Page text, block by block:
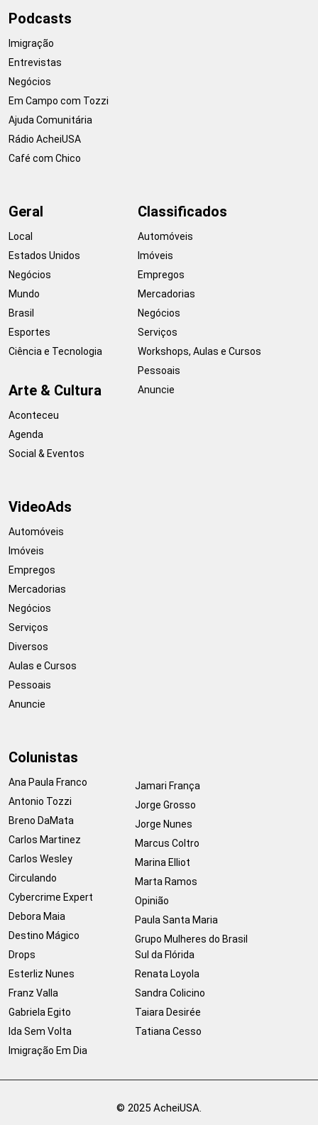
Podcasts
Imigração
Entrevistas
Negócios
Em Campo com Tozzi
Ajuda Comunitária
Rádio AcheiUSA
Café com Chico
Geral
Local
Estados Unidos
Negócios
Mundo
Brasil
Esportes
Ciência e Tecnologia
Arte & Cultura
Aconteceu
Agenda
Social & Eventos
Classificados
Automóveis
Imóveis
Empregos
Mercadorias
Negócios
Serviços
Workshops, Aulas e Cursos
Pessoais
Anuncie
VideoAds
Automóveis
Imóveis
Empregos
Mercadorias
Negócios
Serviços
Diversos
Aulas e Cursos
Pessoais
Anuncie
Colunistas
Ana Paula Franco
Antonio Tozzi
Breno DaMata
Carlos Martinez
Carlos Wesley
Circulando
Cybercrime Expert
Debora Maia
Destino Mágico
Drops
Esterliz Nunes
Franz Valla
Gabriela Egito
Ida Sem Volta
Imigração Em Dia
Jamari França
Jorge Grosso
Jorge Nunes
Marcus Coltro
Marina Elliot
Marta Ramos
Opinião
Paula Santa Maria
Grupo Mulheres do Brasil
Sul da Flórida
Renata Loyola
Sandra Colicino
Taiara Desirée
Tatiana Cesso
© 2025 AcheiUSA.